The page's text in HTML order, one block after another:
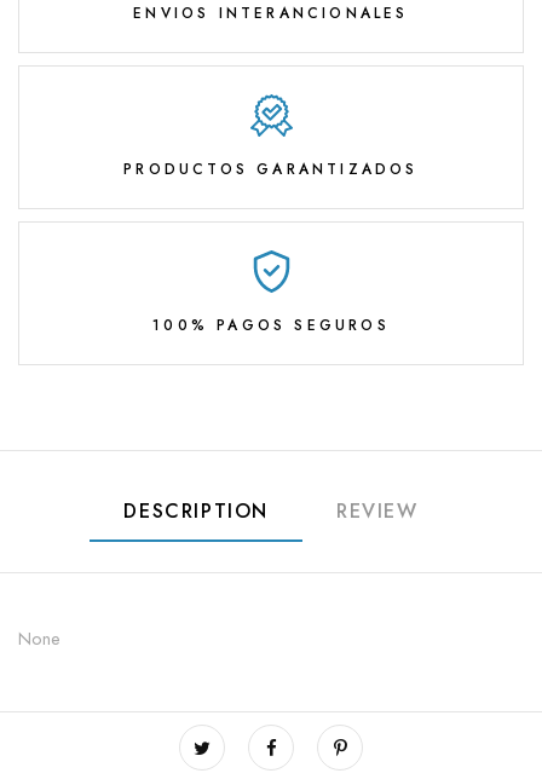
ENVIOS INTERANCIONALES
PRODUCTOS GARANTIZADOS
100% PAGOS SEGUROS
DESCRIPTION REVIEW
None